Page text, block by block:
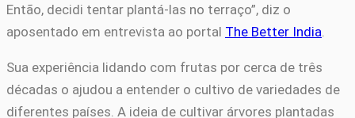
Então, decidi tentar plantá-las no terraço”, diz o
aposentado em entrevista ao portal The Better India
Sua experiência lidando com frutas por cerca de três
décadas o ajudou a entender o cultivo de variedades de
diferentes países. A ideia de cultivar árvores plantadas